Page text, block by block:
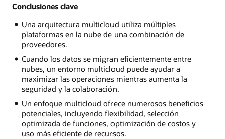
AWS
+
Oracle
Database
+
Oracle
Database
Google
Cloud
+
Oracle
Database
Conclusiones clave
Una arquitectura multicloud utiliza múltiples
plataformas en la nube de una combinación de
proveedores.
Cuando los datos se migran eficientemente entre
nubes, un entorno multicloud puede ayudar a
maximizar las operaciones mientras aumenta la
seguridad y la colaboración.
Un enfoque multicloud ofrece numerosos beneficios
potenciales, incluyendo flexibilidad, selección
optimizada de funciones, optimización de costos y
uso más eficiente de recursos.